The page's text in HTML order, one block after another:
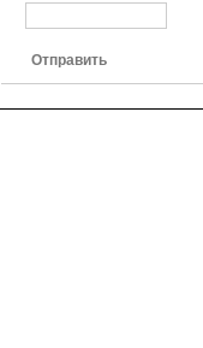
Отправить